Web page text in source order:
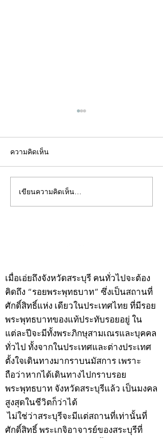
คอลัมน์"จับชีพจรวงการ
พระ"ประจำพุธที่ 29
ความคิดเห็น
เขียนความคิดเห็น…
เมื่อเอ่ยถึงจังหวัดสระบุรี คนทั่วไปจะต้อง
คิดถึง “รอยพระพุทธบาท” ซึ่งเป็นสถานที่
ศักดิ์สิทธิ์แห่ง เดียวในประเทศไทย ที่มีรอย
พระพุทธบาทของแท้ประทับรอยอยู่ ใน
แต่ละปีจะมีทั้งพระภิกษุสามเณรและบุคคล
ทั่วไป ทั้งจากในประเทศและต่างประเทศ
ตั้งใจเดินทางมากราบนมัสการ เพราะ
ถือว่าหากได้เดินทางไปกราบรอย
พระพุทธบาท จังหวัดสระบุรีแล้ว เป็นมงคล
สูงสุดในชีวิตก็ว่าได้
ไม่ใช่ว่าสระบุรีจะมีแต่สถานที่เท่านั้นที่
ศักดิ์สิทธิ์ พระเกจิอาจารย์ของสระบุรีที่